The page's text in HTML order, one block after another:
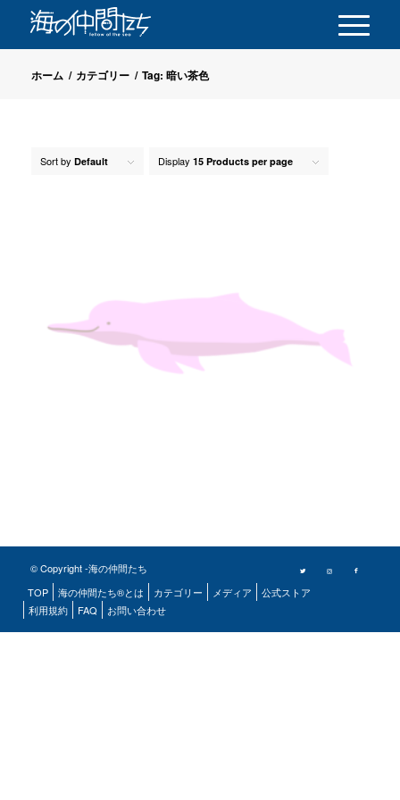
ホーム / カテゴリー / Tag: 暗い茶色
Sort by Default Display 15 Products per page
© Copyright -海の仲間たち
TOP
海の仲間たち®とは カテゴリー メディア
公式ストア
利用規約
FAQ お問い合わせ